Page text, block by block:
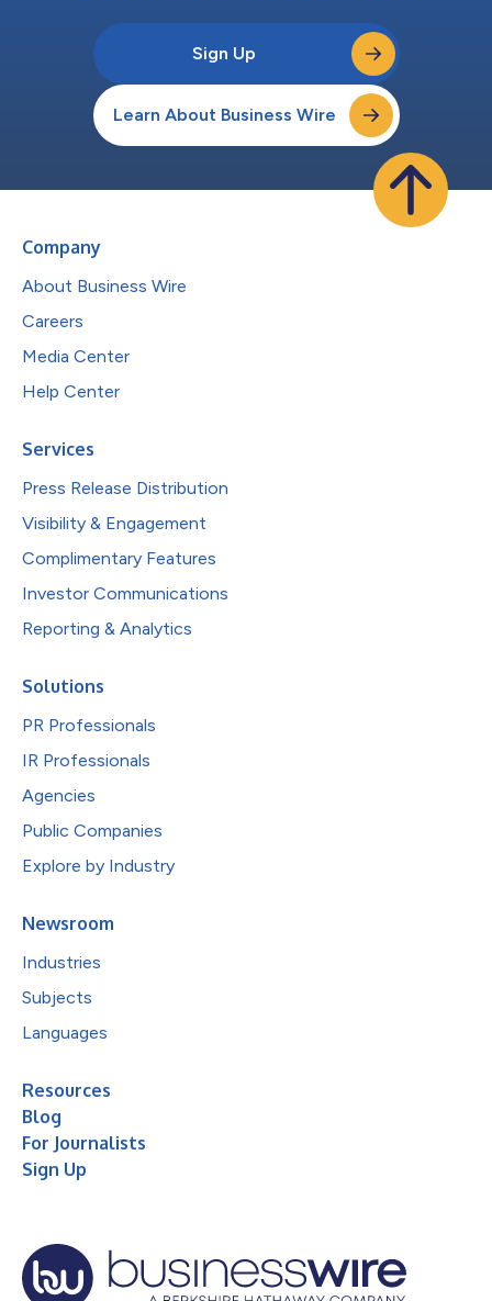
Sign Up
Learn About Business Wire
Company
About Business Wire
Careers
Media Center
Help Center
Services
Press Release Distribution
Visibility & Engagement
Complimentary Features
Investor Communications
Reporting & Analytics
Solutions
PR Professionals
IR Professionals
Agencies
Public Companies
Explore by Industry
Newsroom
Industries
Subjects
Languages
Resources
Blog
For Journalists
Sign Up